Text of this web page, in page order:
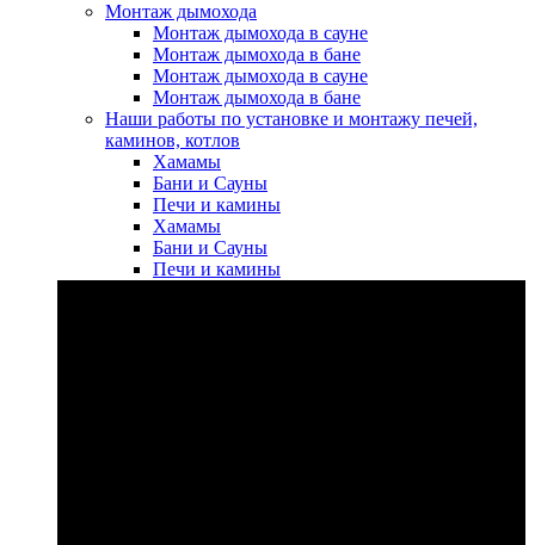
Монтаж дымохода
Монтаж дымохода в сауне
Монтаж дымохода в бане
Монтаж дымохода в сауне
Монтаж дымохода в бане
Наши работы по установке и монтажу печей,
каминов, котлов
Хамамы
Бани и Сауны
Печи и камины
Хамамы
Бани и Сауны
Печи и камины